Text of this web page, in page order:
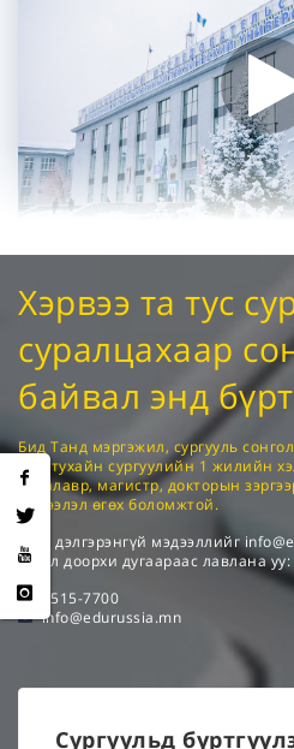
Хэрвээ та тус
суралцахаар
байвал энд
Бид Танд мэргэжил, сургууль
өгч, тухайн сургуулийн 1 жилийн
бакалавр, магистр, докторын
мэдээлэл өгөх боломжтой.
Мөн дэлгэрэнгүй мэдээллийг
эсвэл доорхи дугаараас лавлана уу:
7515-7700
info@edurussia.mn
Сургуульд